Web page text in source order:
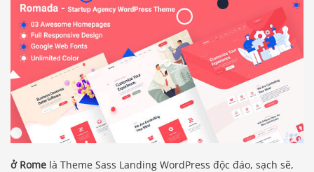
ở Rome là Theme Sass Landing WordPress độc đáo, sạch sẽ,